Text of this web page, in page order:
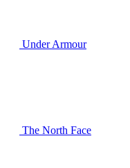
Under Armour
The North Face